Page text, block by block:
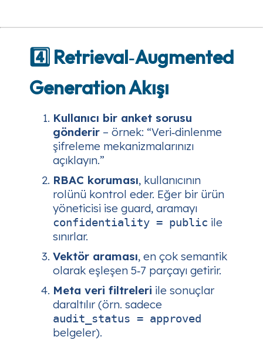
4️⃣ Retrieval‑Augmented
Generation Akışı
Kullanıcı bir anket sorusu
gönderir – örnek: “Veri‑dinlenme
şifreleme mekanizmalarınızı
açıklayın.”
RBAC koruması, kullanıcının
rolünü kontrol eder. Eğer bir ürün
yöneticisi ise guard, aramayı
confidentiality = public ile
sınırlar.
Vektör araması, en çok semantik
olarak eşleşen 5‑7 parçayı getirir.
Meta veri filtreleri ile sonuçlar
daraltılır (örn. sadece
audit_status = approved
belgeler).